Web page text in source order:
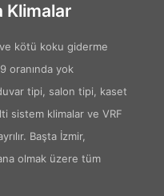
Klimalar
kötü koku giderme
oranında yok
tipi, salon tipi, kaset
sistem klimalar ve VRF
Başta İzmir,
olmak üzere tüm